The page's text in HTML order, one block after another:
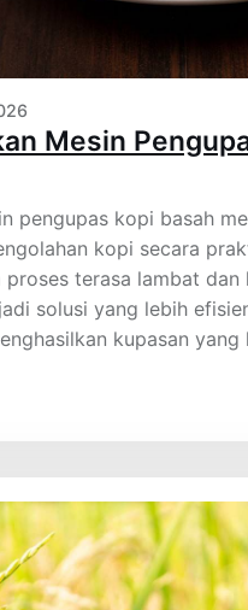
Mesin
pengupas kopi basah
kopi secara
proses terasa lambat
solusi yang lebih
kupasan